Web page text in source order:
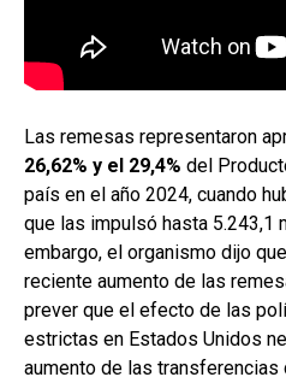
Las remesas representaron
26,62% y el 29,4% del
país en el año 2024, cuando
que las impulsó hasta 5.243,1
embargo, el organismo dijo
reciente aumento de las
prever que el efecto de las
estrictas en Estados Unidos
aumento de las